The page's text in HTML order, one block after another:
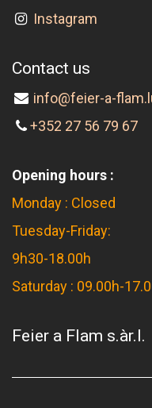
Instagram
Contact us
info@feier-a-
+352 27 56 79 67
Opening hours :
Monday : Closed
Tuesday-Friday:
9h30-18.00h
Saturday : 09.00h-
Feier a Flam s.àr.l.